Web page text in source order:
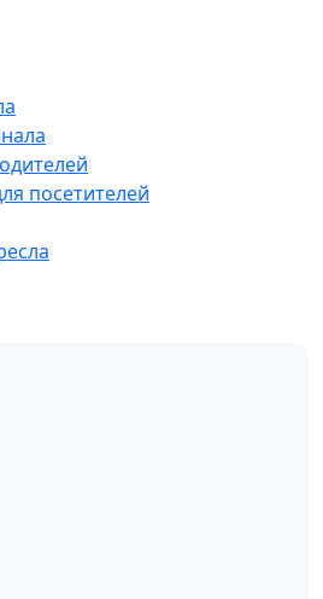
посетителей